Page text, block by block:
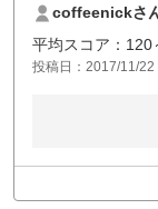
グッド。このレベ
セルフサービスな
らないといけなか
coffeenickさ
平均スコア：120
投稿日：2017/11/22